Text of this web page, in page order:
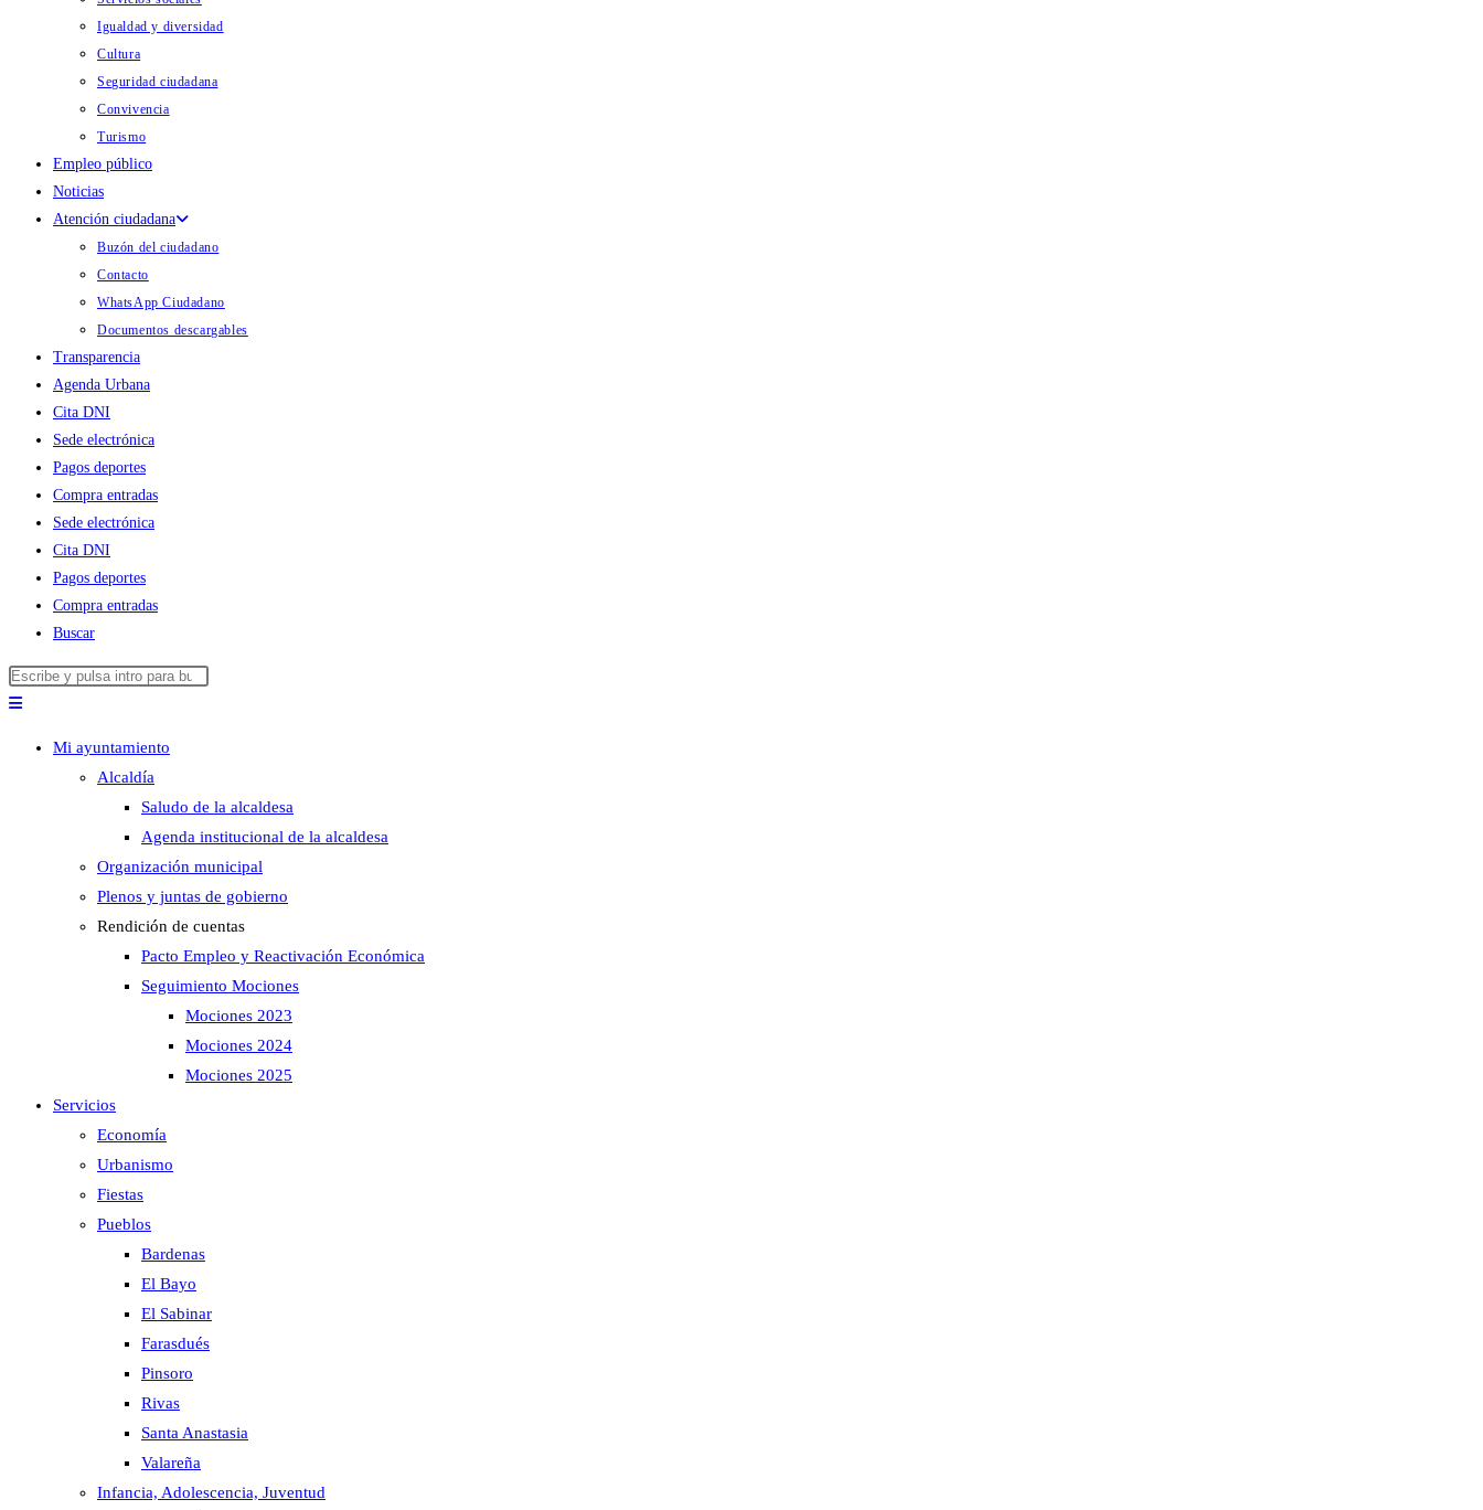
Igualdad y diversidad
Cultura
Seguridad ciudadana
Convivencia
Turismo
Empleo público
Noticias
Atención ciudadana
Buzón del ciudadano
Contacto
WhatsApp Ciudadano
Documentos descargables
Transparencia
Agenda Urbana
Cita DNI
Sede electrónica
Pagos deportes
Compra entradas
Sede electrónica
Cita DNI
Pagos deportes
Compra entradas
Buscar
Buscar
en
panel
de
búsqueda.
Mi ayuntamiento
Alcaldía
Saludo de la alcaldesa
Agenda institucional de la alcaldesa
Organización municipal
Plenos y juntas de gobierno
Rendición de cuentas
Pacto Empleo y Reactivación Económica
Seguimiento Mociones
Mociones 2023
Mociones 2024
Mociones 2025
Servicios
Economía
Urbanismo
Fiestas
Pueblos
Bardenas
El Bayo
El Sabinar
Farasdués
Pinsoro
Rivas
Santa Anastasia
Valareña
Infancia, Adolescencia, Juventud